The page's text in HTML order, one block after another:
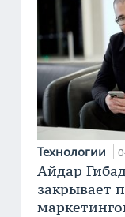
Технологии
Айдар
закрывает